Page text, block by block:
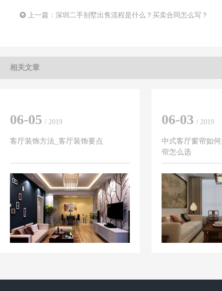
上一篇： 深圳二手别墅出售流程是什么？买卖合同怎么写？
相关文章
06-05 / 2019
客厅装饰方法_客厅装饰要点
06-03 / 2019
中式客厅窗帘如
帘怎么选